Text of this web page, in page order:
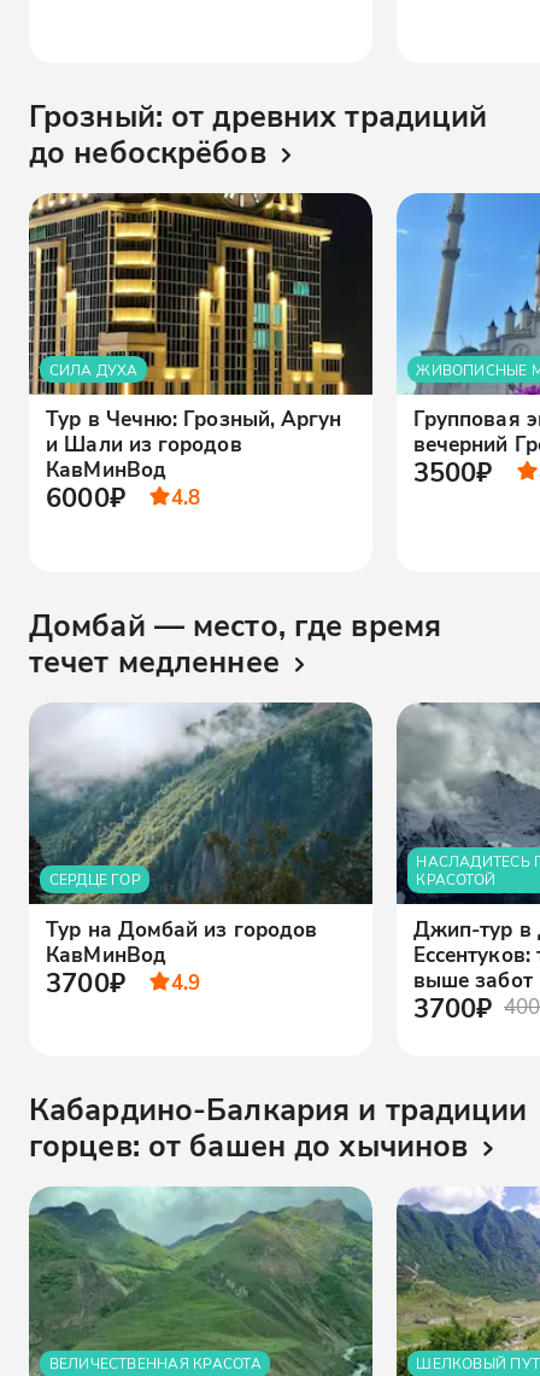
Грозный: от древних традиций
до небоскрёбов
СИЛА ДУХА
Тур в Чечню: Грозный, Аргун
и Шали из городов
КавМинВод
6000₽ 4.8
ЖИВОПИСНЫЕ
Групповая
вечерний
3500₽
Домбай — место, где время
течет медленнее
СЕРДЦЕ ГОР
Тур на Домбай из городов
КавМинВод
3700₽ 4.9
НАСЛАДИТЕСЬ
КРАСОТОЙ
Джип-тур в
выше забот
3700₽
Кабардино-Балкария и традиции
горцев: от башен до хычинов
ВЕЛИЧЕСТВЕННАЯ КРАСОТА ШЕЛКОВЫЙ